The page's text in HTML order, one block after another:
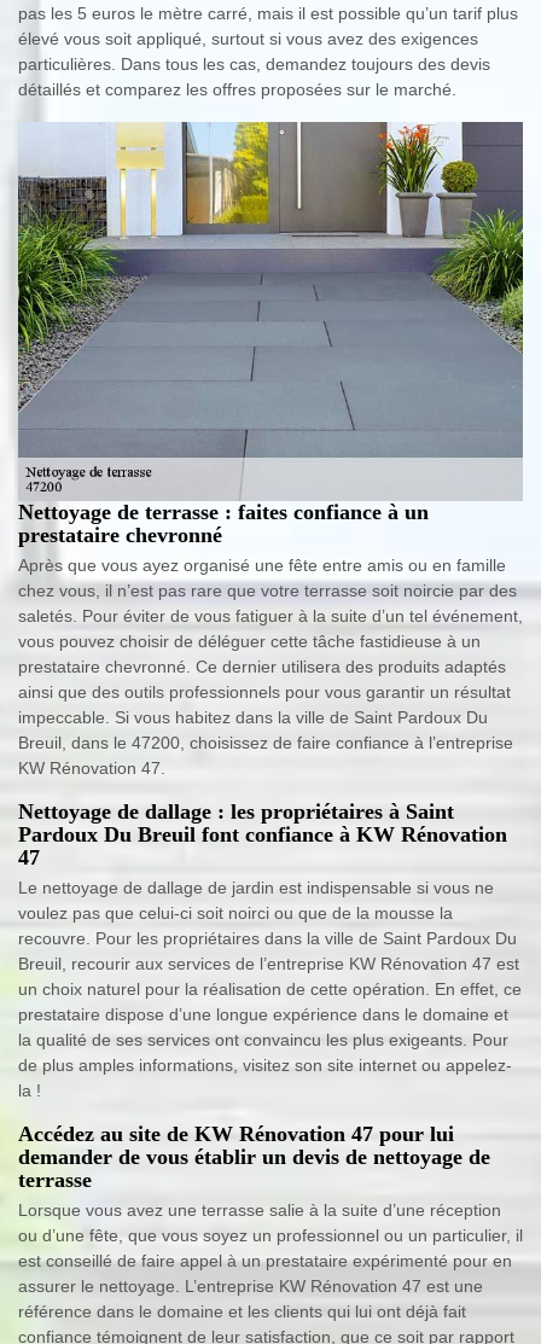
pas les 5 euros le mètre carré, mais il est possible qu’un tarif plus
élevé vous soit appliqué, surtout si vous avez des exigences
particulières. Dans tous les cas, demandez toujours des devis
détaillés et comparez les offres proposées sur le marché.
Nettoyage de terrasse : faites confiance à un
prestataire chevronné
Après que vous ayez organisé une fête entre amis ou en famille
chez vous, il n’est pas rare que votre terrasse soit noircie par des
saletés. Pour éviter de vous fatiguer à la suite d’un tel événement,
vous pouvez choisir de déléguer cette tâche fastidieuse à un
prestataire chevronné. Ce dernier utilisera des produits adaptés
ainsi que des outils professionnels pour vous garantir un résultat
impeccable. Si vous habitez dans la ville de Saint Pardoux Du
Breuil, dans le 47200, choisissez de faire confiance à l’entreprise
KW Rénovation 47.
Nettoyage de dallage : les propriétaires à Saint
Pardoux Du Breuil font confiance à KW Rénovation
47
Le nettoyage de dallage de jardin est indispensable si vous ne
voulez pas que celui-ci soit noirci ou que de la mousse la
recouvre. Pour les propriétaires dans la ville de Saint Pardoux Du
Breuil, recourir aux services de l’entreprise KW Rénovation 47 est
un choix naturel pour la réalisation de cette opération. En effet, ce
prestataire dispose d’une longue expérience dans le domaine et
la qualité de ses services ont convaincu les plus exigeants. Pour
de plus amples informations, visitez son site internet ou appelez-
la !
Accédez au site de KW Rénovation 47 pour lui
demander de vous établir un devis de nettoyage de
terrasse
Lorsque vous avez une terrasse salie à la suite d’une réception
ou d’une fête, que vous soyez un professionnel ou un particulier, il
est conseillé de faire appel à un prestataire expérimenté pour en
assurer le nettoyage. L’entreprise KW Rénovation 47 est une
référence dans le domaine et les clients qui lui ont déjà fait
confiance témoignent de leur satisfaction, que ce soit par rapport